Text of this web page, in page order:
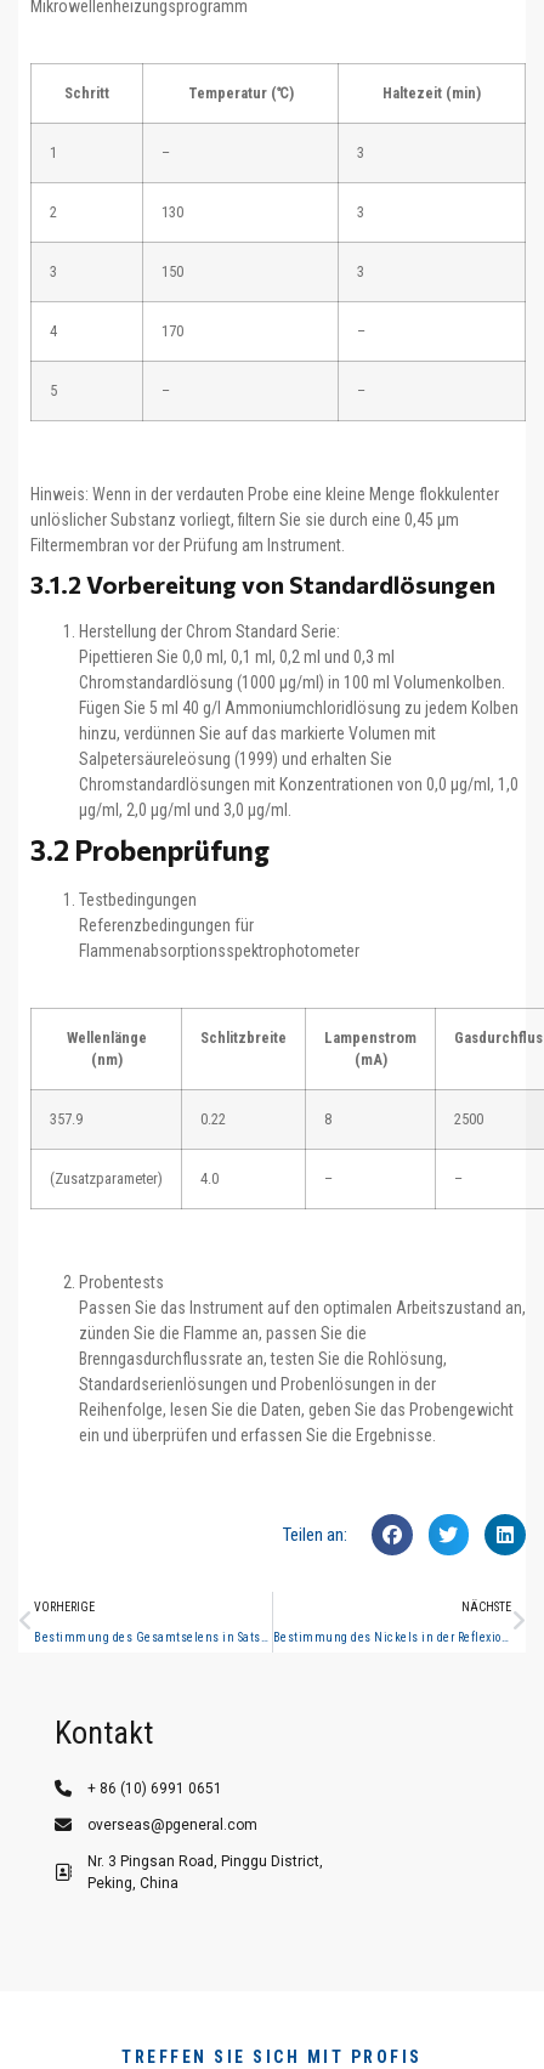
Mikrowellenheizungsprogramm
Schritt Temperatur (℃) Haltezeit (min)
1 – 3
2 130 3
3 150 3
4 170 –
5 – –
Hinweis: Wenn in der verdauten Probe eine kleine Menge flokkulenter
unlöslicher Substanz vorliegt, filtern Sie sie durch eine 0,45 μm
Filtermembran vor der Prüfung am Instrument.
3.1.2 Vorbereitung von Standardlösungen
Herstellung der Chrom Standard Serie:
Pipettieren Sie 0,0 ml, 0,1 ml, 0,2 ml und 0,3 ml
Chromstandardlösung (1000 μg/ml) in 100 ml Volumenkolben.
Fügen Sie 5 ml 40 g/l Ammoniumchloridlösung zu jedem Kolben
hinzu, verdünnen Sie auf das markierte Volumen mit
Salpetersäureleösung (1999) und erhalten Sie
Chromstandardlösungen mit Konzentrationen von 0,0 μg/ml, 1,0
μg/ml, 2,0 μg/ml und 3,0 μg/ml.
3.2 Probenprüfung
Testbedingungen
Referenzbedingungen für
Flammenabsorptionsspektrophotometer
Wellenlänge
(nm)
Schlitzbreite
Lampenstrom
(mA)
357.9 0.22 8 2500
(Zusatzparameter) 4.0 – –
Probentests
Passen Sie das Instrument auf den optimalen Arbeitszustand an,
zünden Sie die Flamme an, passen Sie die
Brenngasdurchflussrate an, testen Sie die Rohlösung,
Standardserienlösungen und Probenlösungen in der
Reihenfolge, lesen Sie die Daten, geben Sie das Probengewicht
ein und überprüfen und erfassen Sie die Ergebnisse.
Teilen an:
VORHERIGE NÄCHSTE
Kontakt
+ 86 (10) 6991 0651
overseas@pgeneral.com
Nr. 3 Pingsan Road, Pinggu District,
Peking, China
TREFFEN SIE SICH MIT PROFIS